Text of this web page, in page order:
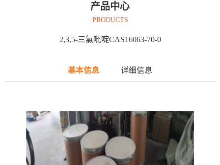
产品中心
PRODUCTS
2,3,5-三氯吡啶CAS16063-70-0
基本信息 详细信息